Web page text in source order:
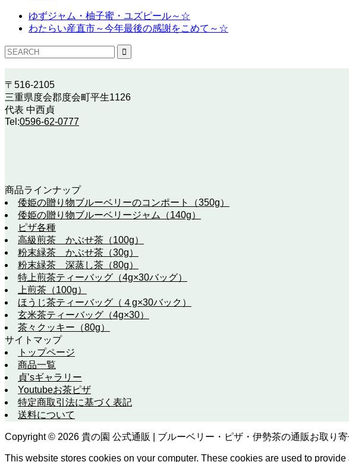
ゆずジャム・柚子蜜・ユズピール～☆
わたらい産直市～今年最後の感謝をこめて～☆
〒516-2105
三重県度会郡度会町平生1126
代表 中西貞
Tel:0596-62-0777
商品ラインナップ
倭姫の贈り物ブルーベリーのコンポート（350g）
倭姫の贈り物ブルーベリージャム（140g）
ピザ各種
高級煎茶 かぶせ茶（100g）
粉末緑茶 かぶせ茶（30g）
粉末緑茶 深蒸し茶（80g）
特上煎茶ティーバッグ（4g×30バッグ）
上煎茶（100g）
ほうじ茶ティーバッグ（４g×30バック）
玄米茶ティーバッグ（4g×30）
茶々クッキー（80g）
サイトマップ
トップページ
商品一覧
貞’sギャラリー
Youtubeお茶ピザ
特定商取引法に基づく表記
送料について
Copyright © 2026 貴の園 公式通販 | ブルーベリー・ピザ・伊勢茶の通販お取り
This website stores cookies on your computer. These cookies are used to